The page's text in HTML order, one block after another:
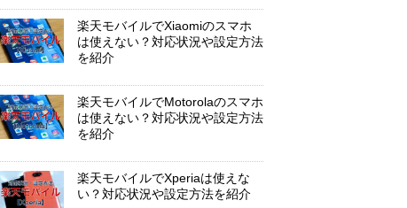
楽天モバイルでXiaomiのスマホ
は使えない？対応状況や設定方法
を紹介
楽天モバイルでMotorolaのスマホ
は使えない？対応状況や設定方法
を紹介
楽天モバイルでXperiaは使えな
い？対応状況や設定方法を紹介